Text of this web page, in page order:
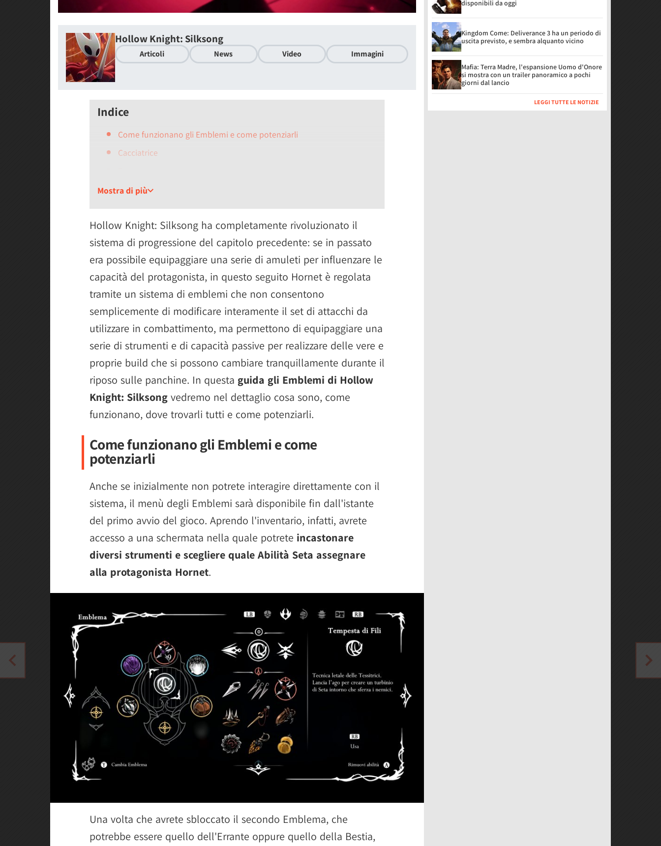
Hollow Knight: Silksong
Articoli News Video Immagini
Indice
Come funzionano gli Emblemi e come potenziarli
Cacciatrice
Bestia
Agreste
Artefice
Strega
Augure
Mostra di più
Hollow Knight: Silksong ha completamente rivoluzionato il
sistema di progressione del capitolo precedente: se in passato
era possibile equipaggiare una serie di amuleti per influenzare le
capacità del protagonista, in questo seguito Hornet è regolata
tramite un sistema di emblemi che non consentono
semplicemente di modificare interamente il set di attacchi da
utilizzare in combattimento, ma permettono di equipaggiare una
serie di strumenti e di capacità passive per realizzare delle vere e
proprie build che si possono cambiare tranquillamente durante il
riposo sulle panchine. In questa guida gli Emblemi di Hollow
Knight: Silksong vedremo nel dettaglio cosa sono, come
funzionano, dove trovarli tutti e come potenziarli.
Come funzionano gli Emblemi e come
potenziarli
Anche se inizialmente non potrete interagire direttamente con il
sistema, il menù degli Emblemi sarà disponibile fin dall'istante
del primo avvio del gioco. Aprendo l'inventario, infatti, avrete
accesso a una schermata nella quale potrete incastonare
diversi strumenti e scegliere quale Abilità Seta assegnare
alla protagonista Hornet.
Una volta che avrete sbloccato il secondo Emblema, che
potrebbe essere quello dell'Errante oppure quello della Bestia,
disponibili da oggi
Kingdom Come: Deliverance 3 ha un periodo di
uscita previsto, e sembra alquanto vicino
Mafia: Terra Madre, l'espansione Uomo d'Onore
si mostra con un trailer panoramico a pochi
giorni dal lancio
LEGGI TUTTE LE NOTIZIE